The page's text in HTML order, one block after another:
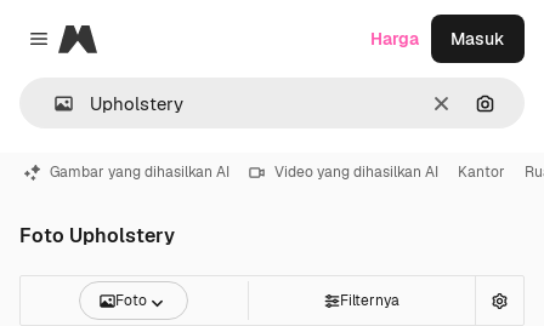
Close menu
Magnific
Jernih
Harga Masuk
Gambar yang dihasilkan AI Video yang dihasilkan AI Kantor
Foto Upholstery
Foto Filternya